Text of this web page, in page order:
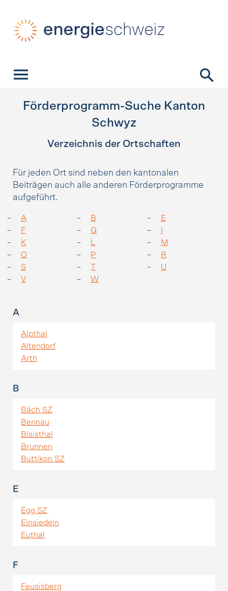
Förderprogramm-Suche Kanton
Schwyz
Verzeichnis der Ortschaften
Für jeden Ort sind neben den kantonalen
Beiträgen auch alle anderen Förderprogramme
aufgeführt.
A B
E
F
G
K
M
O
P
R
S
T
U
V
W
A
Alpthal
Altendorf
Arth
B
Bäch SZ
Bennau
Bisisthal
Brunnen
Buttikon SZ
E
Egg SZ
Einsiedeln
Euthal
F
Feusisberg